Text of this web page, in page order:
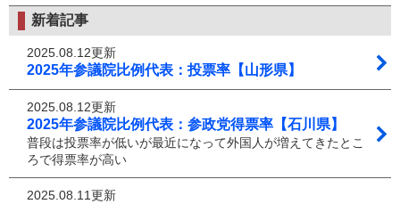
新着記事
2025.08.12更新
2025年参議院比例代表：投票率【山形県】
2025.08.12更新
2025年参議院比例代表：参政党得票率【石川県】
普段は投票率が低いが最近になって外国人が増えてきたとこ
ろで得票率が高い
2025.08.11更新